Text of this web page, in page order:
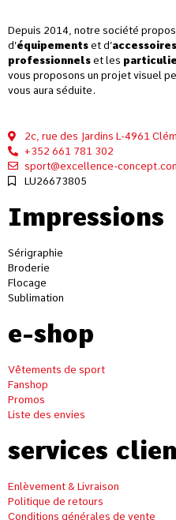
Depuis 2014, notre société
d’équipements et d’
professionnels et les
vous proposons un projet visuel
vous aura séduite.
2c, rue des Jardins L-4961
+352 661 781 302
sport@excellence-
LU26673805
Impressions
Sérigraphie
Broderie
Flocage
Sublimation
e-shop
Vêtements de sport
Fanshop
Promos
Liste des envies
services
Enlèvement & Livraison
Politique de retours
Conditions générales de vente